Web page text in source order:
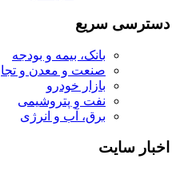
دسترسی سریع
بانک، بیمه و بودجه
صنعت و معدن و
بازار خودرو
نفت و پتروشیمی
برق، آب و انرژی
اخبار سایت